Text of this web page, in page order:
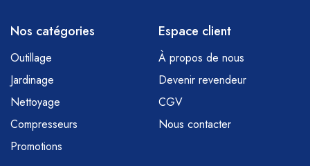
Nos catégories
Outillage
Jardinage
Nettoyage
Compresseurs
Promotions
Espace client
À propos de nous
Devenir revendeur
CGV
Nous contacter